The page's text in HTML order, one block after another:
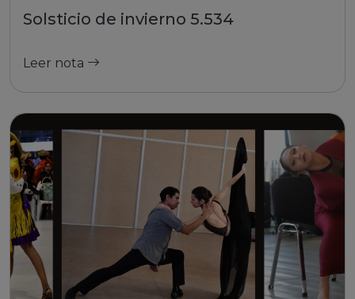
Solsticio de invierno 5.534
Leer nota